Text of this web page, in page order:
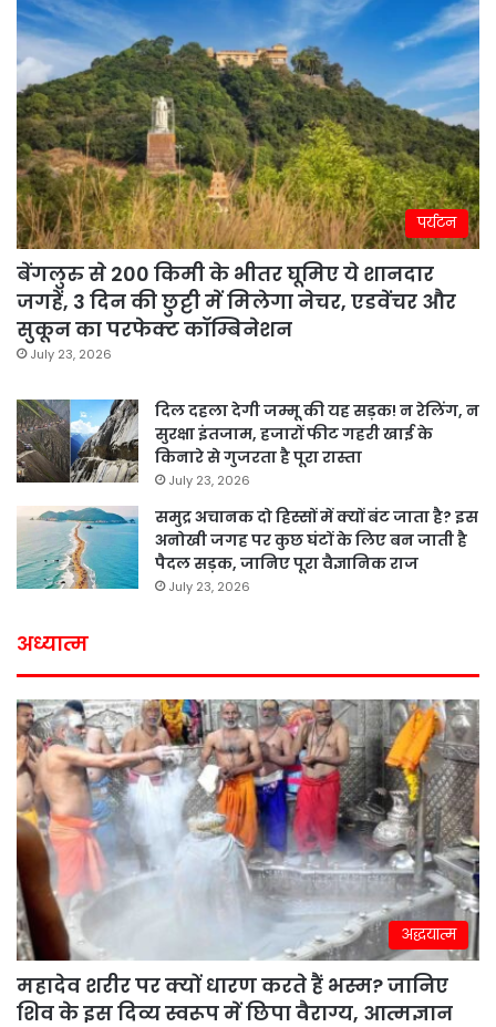
पर्यटन
बेंगलुरु से 200 किमी के भीतर घूमिए ये शानदार
जगहें, 3 दिन की छुट्टी में मिलेगा नेचर, एडवेंचर और
सुकून का परफेक्ट कॉम्बिनेशन
July 23, 2026
दिल दहला देगी जम्मू की यह सड़क! न रेलिंग, न
सुरक्षा इंतजाम, हजारों फीट गहरी खाई के
किनारे से गुजरता है पूरा रास्ता
July 23, 2026
समुद्र अचानक दो हिस्सों में क्यों बंट जाता है? इस
अनोखी जगह पर कुछ घंटों के लिए बन जाती है
पैदल सड़क, जानिए पूरा वैज्ञानिक राज
July 23, 2026
अध्यात्म
अद्धयात्म
महादेव शरीर पर क्यों धारण करते हैं भस्म? जानिए
शिव के इस दिव्य स्वरूप में छिपा वैराग्य, आत्मज्ञान